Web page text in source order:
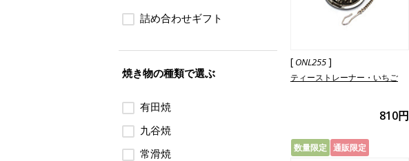
[ ONL255]
ティーストレーナー・いちご
810円
数量限定 通販限定
詰め合わせギフト
焼き物の種類で選ぶ
有田焼
九谷焼
常滑焼